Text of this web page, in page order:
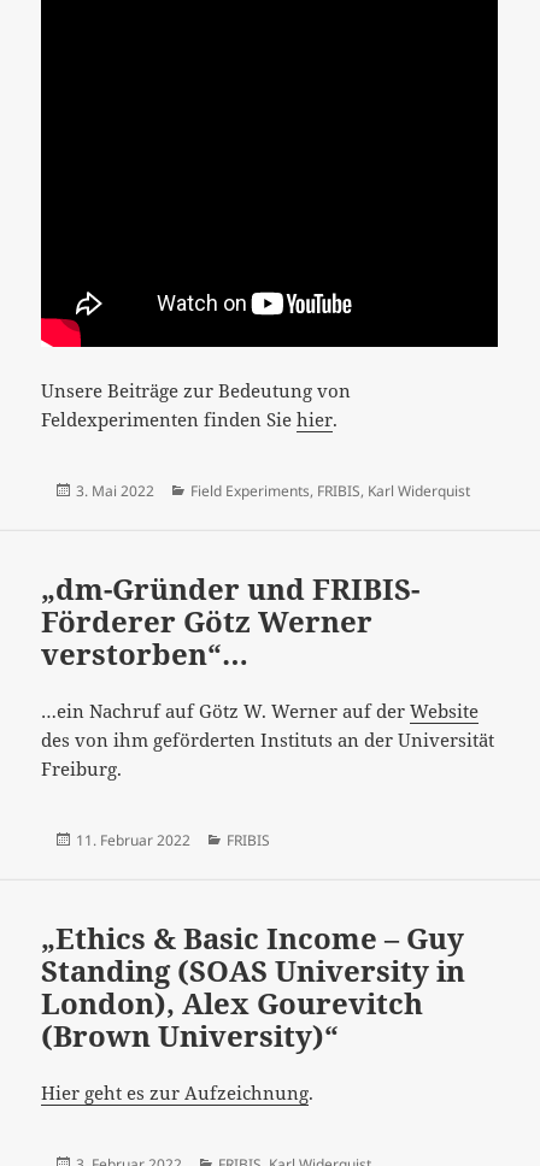
Unsere Beiträge zur Bedeutung von
Feldexperimenten finden Siehier.
Veröffentlicht
3. Mai 2022 Kategorien
Field Experiments, FRIBIS, Karl Widerquist
„dm-Gründer und FRIBIS-
Förderer Götz Werner
verstorben“…
…ein Nachruf auf Götz W. Werner auf derWebsite
des von ihm geförderten Instituts an der Universität
Freiburg.
Veröffentlicht
11. Februar 2022 Kategorien
FRIBIS
„Ethics & Basic Income – Guy
Standing (SOAS University in
London), Alex Gourevitch
(Brown University)“
Hier geht es zur Aufzeichnung.